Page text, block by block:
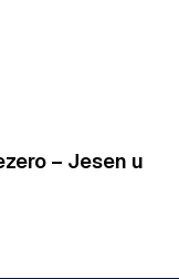
– Jesen u